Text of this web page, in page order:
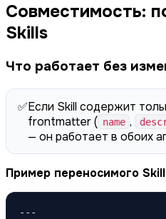
Совместимость:
Skills
Что работает без
✅Если Skill содержит
frontmatter ( name ,
— он работает в обоих
Пример переносимого
---